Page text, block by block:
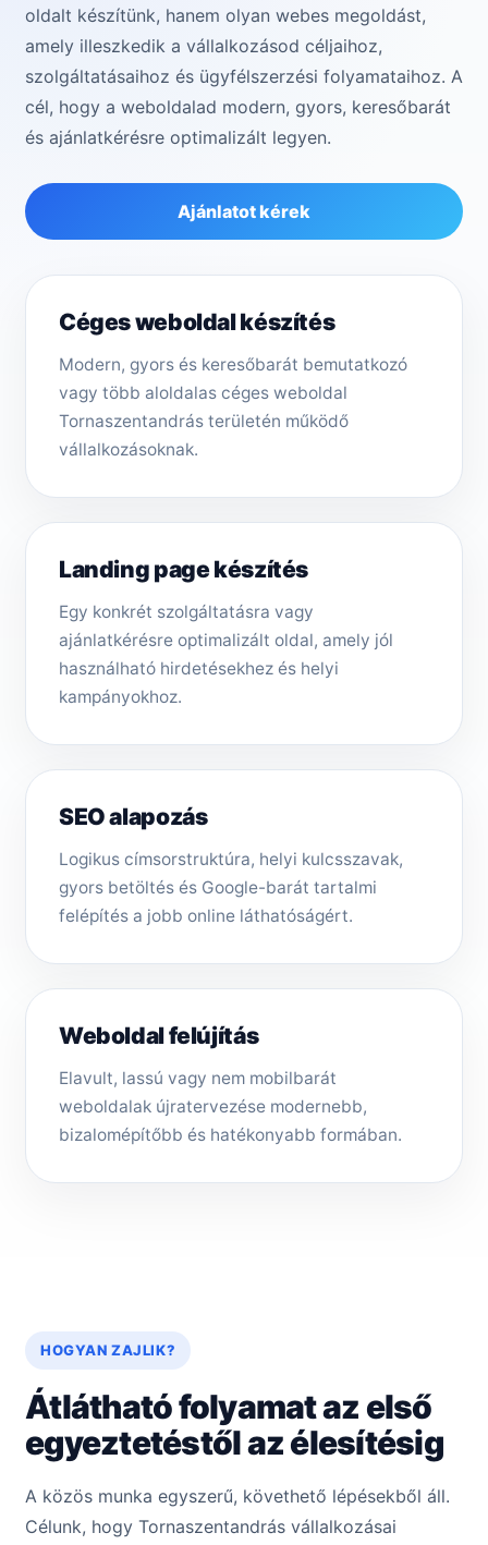
oldalt készítünk, hanem olyan webes megoldást,
amely illeszkedik a vállalkozásod céljaihoz,
szolgáltatásaihoz és ügyfélszerzési folyamataihoz. A
cél, hogy a weboldalad modern, gyors, keresőbarát
és ajánlatkérésre optimalizált legyen.
Ajánlatot kérek
Céges weboldal készítés
Modern, gyors és keresőbarát bemutatkozó
vagy több aloldalas céges weboldal
Tornaszentandrás területén működő
vállalkozásoknak.
Landing page készítés
Egy konkrét szolgáltatásra vagy
ajánlatkérésre optimalizált oldal, amely jól
használható hirdetésekhez és helyi
kampányokhoz.
SEO alapozás
Logikus címsorstruktúra, helyi kulcsszavak,
gyors betöltés és Google-barát tartalmi
felépítés a jobb online láthatóságért.
Weboldal felújítás
Elavult, lassú vagy nem mobilbarát
weboldalak újratervezése modernebb,
bizalomépítőbb és hatékonyabb formában.
HOGYAN ZAJLIK?
Átlátható folyamat az első
egyeztetéstől az élesítésig
A közös munka egyszerű, követhető lépésekből áll.
Célunk, hogy Tornaszentandrás vállalkozásai